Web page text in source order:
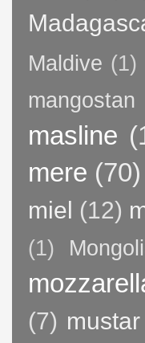
Maldive (1)
mangostan
masline
mere (70)
miel (12)
(1)
(7) mustar